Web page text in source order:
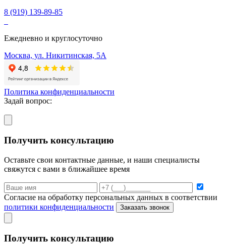
8 (919) 139-89-85
Ежедневно и круглосуточно
Москва, ул. Никитинская, 5А
Политика конфиденциальности
Задай вопрос:
Получить консультацию
Оставьте свои контактные данные, и наши специалисты
свяжутся с вами в ближайшее время
Согласие на обработку персональных данных в соответствии
политики конфиденциальности
Заказать звонок
Получить консультацию